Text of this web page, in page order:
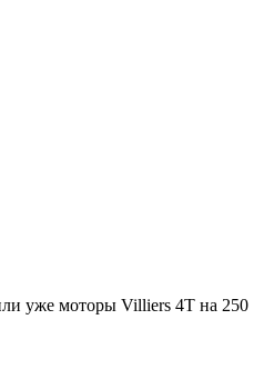
уже моторы Villiers 4T на 250